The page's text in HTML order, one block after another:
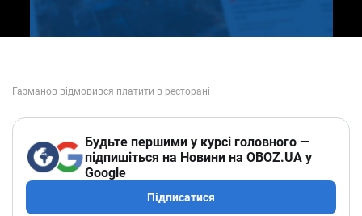
Будьте першими у курсі головного —
підпишіться на Новини на OBOZ.UA у
Google
Підписатися